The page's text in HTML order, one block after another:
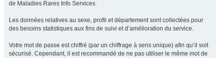
de Maladies Rares Info Services.
Les données relatives au sexe, profil et département sont collectées pour
des besoins statistiques aux fins de suivi et d’amélioration du service.
Votre mot de passe est chiffré (par un chiffrage à sens unique) afin qu’il soit
sécurisé. Cependant, il est recommandé de ne pas utiliser le même mot de